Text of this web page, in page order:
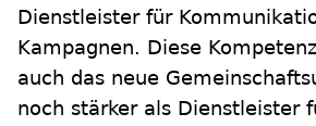
Dienstleister für
Kampagnen. Diese
auch das neue
noch stärker als Dienstleister